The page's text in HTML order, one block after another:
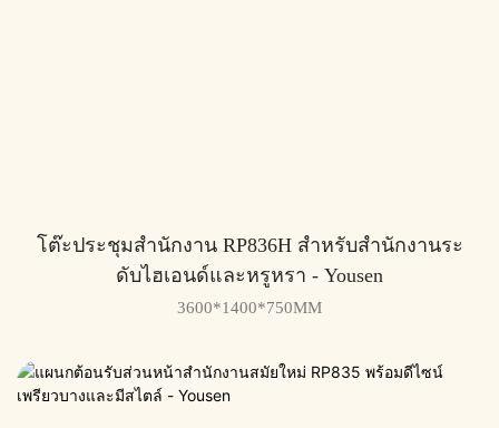
โต๊ะประชุมสำนักงาน RP836H สำหรับสำนักงานระ
ดับไฮเอนด์และหรูหรา - Yousen
3600*1400*750MM